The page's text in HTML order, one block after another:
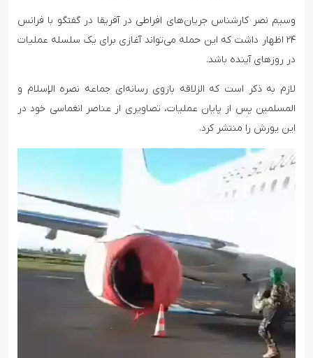
وسیم نصر کارشناس جریان‌های افراطی در آفریقا در گفتگو با فرانس
۲۴ اظهار داشت که این حمله می‌تواند آغازی برای یک سلسله عملیات
در روزهای آینده باشد.
لازم به ذکر است که الزلاقه بازوی رسانه‌ای جماعه نصره الإسلام و
المسلمین پس از پایان عملیات، تصاویری از عناصر انغماسی خود در
این یورش را منتشر کرد.